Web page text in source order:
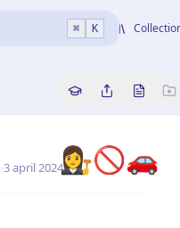
⌘ K
Copy source
Share this
Bekijk
👩‍⚖️🚫🚗
·3 april 2024